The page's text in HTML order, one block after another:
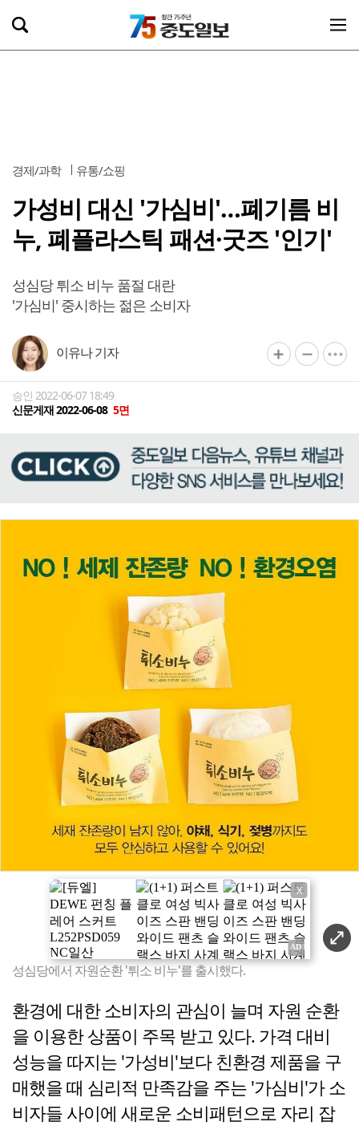
경제/과학 유통/쇼핑
가성비 대신 '가심비'…폐기름 비
누, 폐플라스틱 패션·굿즈 '인기'
성심당 튀소 비누 품절 대란
'가심비' 중시하는 젊은 소비자
이유나 기자
승인 2022-06-07 18:49
신문게재 2022-06-08 5면
X
성심당에서 자원순환 '튀소 비누'를 출시했다.
환경에 대한 소비자의 관심이 늘며 자원 순환
을 이용한 상품이 주목 받고 있다. 가격 대비
성능을 따지는 '가성비'보다 친환경 제품을 구
매했을 때 심리적 만족감을 주는 '가심비'가 소
비자들 사이에 새로운 소비패턴으로 자리 잡